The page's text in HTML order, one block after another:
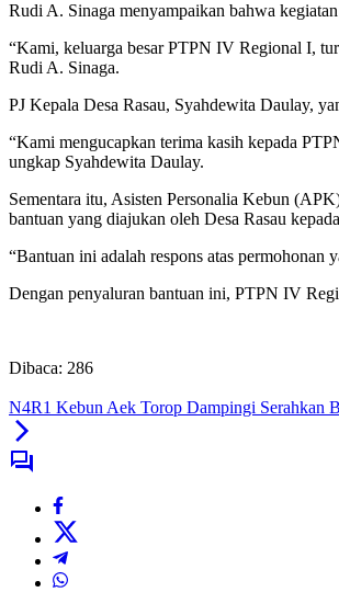
Rudi A. Sinaga menyampaikan bahwa
“Kami, keluarga besar PTPN IV Regional I,
Rudi A. Sinaga.
PJ Kepala Desa Rasau, Syahdewita Daulay,
“Kami mengucapkan terima kasih kepada
ungkap Syahdewita Daulay.
Sementara itu, Asisten Personalia Kebun
bantuan yang diajukan oleh Desa Rasau
“Bantuan ini adalah respons atas permohonan
Dengan penyaluran bantuan ini, PTPN IV
Dibaca: 286
N4R1 Kebun Aek Torop Dampingi Serahkan